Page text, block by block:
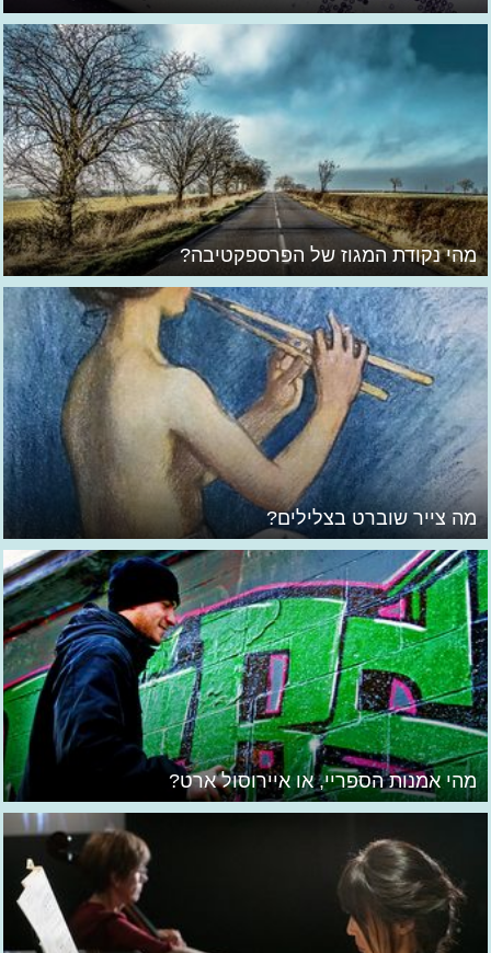
מהי נקודת המגוז של הפרספקטיבה?
מה צייר שוברט בצלילים?
מהי אמנות הספריי, או איירוסול ארט?